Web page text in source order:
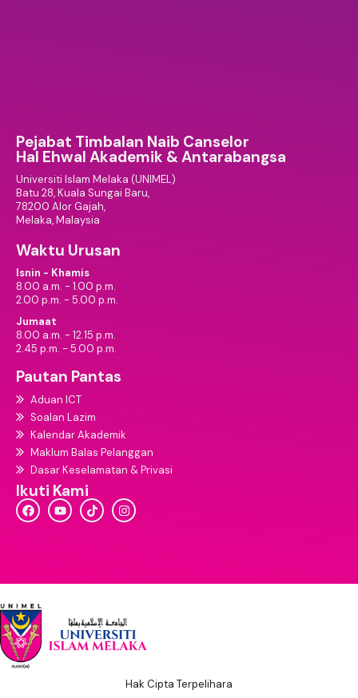
Pejabat Timbalan Naib Canselor
Hal Ehwal Akademik & Antarabangsa
Universiti Islam Melaka (UNIMEL)
Batu 28, Kuala Sungai Baru,
78200 Alor Gajah,
Melaka, Malaysia
Waktu Urusan
Isnin - Khamis
8.00 a.m. - 1.00 p.m.
2.00 p.m. - 5.00 p.m.
Jumaat
8.00 a.m. - 12.15 p.m.
2.45 p.m. - 5.00 p.m.
Pautan Pantas
Aduan ICT
Soalan Lazim
Kalendar Akademik
Maklum Balas Pelanggan
Dasar Keselamatan & Privasi
Ikuti Kami
Hak Cipta Terpelihara